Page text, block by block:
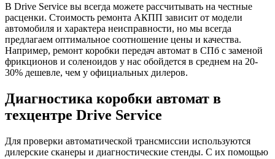
В Drive Service вы всегда можете рассчитывать на честные
расценки. Стоимость ремонта АКПП зависит от модели
автомобиля и характера неисправности, но мы всегда
предлагаем оптимальное соотношение цены и качества.
Например, ремонт коробки передач автомат в СПб с заменой
фрикционов и соленоидов у нас обойдется в среднем на 20-
30% дешевле, чем у официальных дилеров.
Диагностика коробки автомат в
техцентре Drive Service
Для проверки автоматической трансмиссии используются
дилерские сканеры и диагностические стенды. С их помощью